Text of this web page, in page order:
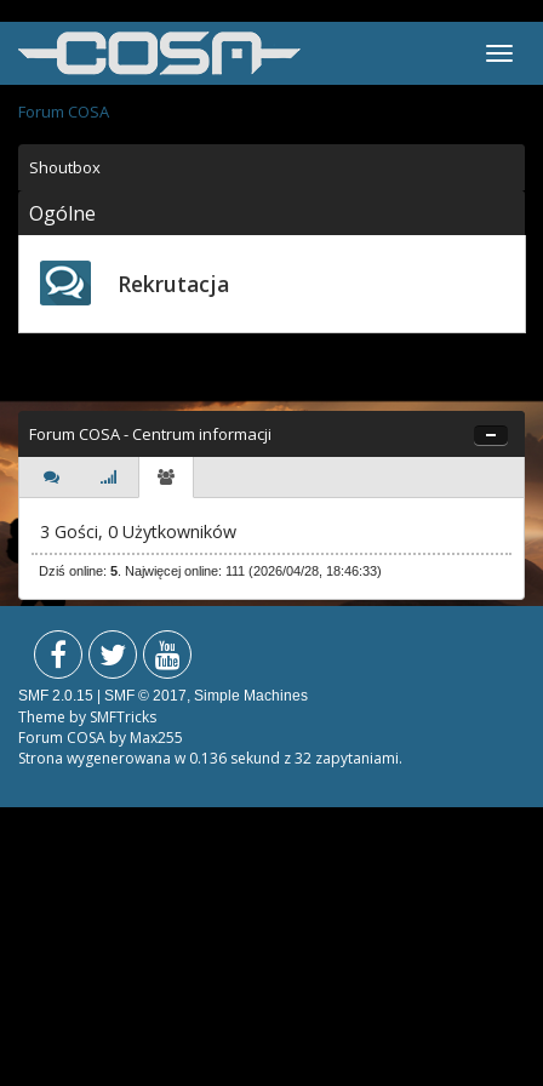
Forum COSA
Shoutbox
Ogólne
Rekrutacja
Forum COSA - Centrum informacji
3 Gości, 0 Użytkowników
Dziś online: 5. Najwięcej online: 111 (2026/04/28, 18:46:33)
SMF 2.0.15 SMF © 2017, Simple Machines
Theme by SMFTricks
Forum COSA by Max255
Strona wygenerowana w 0.136 sekund z 32 zapytaniami.